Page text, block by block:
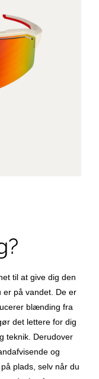
til at give dig den
er på vandet. De er
blænding fra
det lettere for dig
teknik. Derudover
og
plads, selv når du